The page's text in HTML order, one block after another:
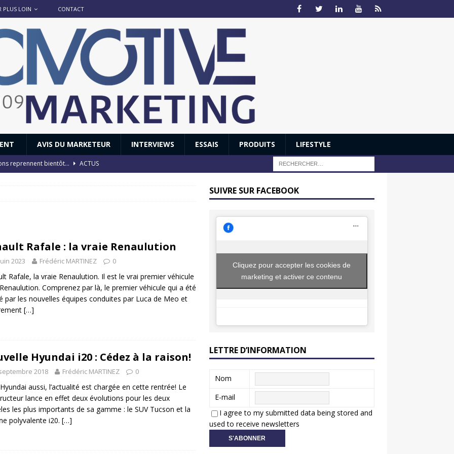
PLUS LOIN CONTACT
AVIS DU MARKETEUR INTERVIEWS ESSAIS PRODUITS LIFESTYLE
reprennent bientôt…
ACTUS
: Honda dévoile un spot publicitaire… confiné! ACTUS
Rafale : la vraie Renaulution
2023 Frédéric MARTINEZ 0
Rafale, la vraie Renaulution. Il est le vrai premier véhicule
Comprenez par là, le premier véhicule qui a été
par les nouvelles équipes conduites par Luca de Meo et
[…]
Hyundai i20 : Cédez à la raison!
2018 Frédéric MARTINEZ 0
aussi, l’actualité est chargée en cette rentrée! Le
lance en effet deux évolutions pour les deux
les plus importants de sa gamme : le SUV Tucson et la
polyvalente i20. […]
SUIVRE SUR FACEBOOK
Cliquez pour accepter les cookies de
marketing et activer ce contenu
LETTRE D’INFORMATION
Nom
E-mail
I agree to my submitted data being stored and
used to receive newsletters